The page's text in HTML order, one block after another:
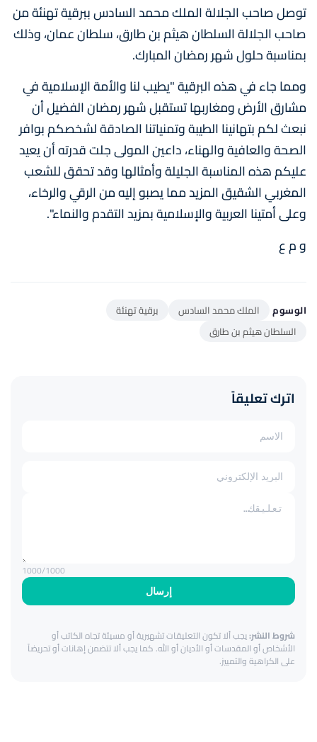
توصل صاحب الجلالة الملك محمد السادس ببرقية تهنئة من
صاحب الجلالة السلطان هيثم بن طارق، سلطان عمان، وذلك
بمناسبة حلول شهر رمضان المبارك.
ومما جاء في هذه البرقية "يطيب لنا والأمة الإسلامية في
مشارق الأرض ومغاربها تستقبل شهر رمضان الفضيل أن
نبعث لكم بتهانينا الطيبة وتمنياتنا الصادقة لشخصكم بوافر
الصحة والعافية والهناء، داعين المولى جلت قدرته أن يعيد
عليكم هذه المناسبة الجليلة وأمثالها وقد تحقق للشعب
المغربي الشقيق المزيد مما يصبو إليه من الرقي والرخاء،
وعلى أمتينا العربية والإسلامية بمزيد التقدم والنماء".
و م ع
الوسوم الملك محمد السادس
برقية تهنئة
السلطان هيثم بن طارق
اترك تعليقاً
إرسال
1000/1000
شروط النشر:يجب ألا تكون التعليقات تشهيرية أو مسيئة تجاه الكاتب أو
الأشخاص أو المقدسات أو الأديان أو الله. كما يجب ألا تتضمن إهانات أو تحريضاً
على الكراهية والتمييز.